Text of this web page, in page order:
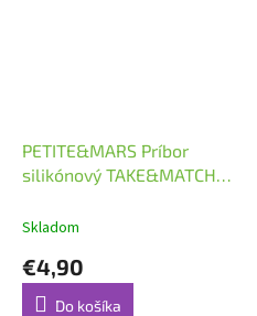
PETITE&MARS Príbor
silikónový TAKE&MATCH
Skladom
€4,90
Do košíka